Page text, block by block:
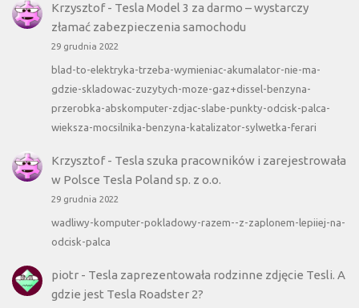
Krzysztof- Tesla Model 3 za darmo – wystarczy
złamać zabezpieczenia samochodu
29 grudnia 2022
blad-to-elektryka-trzeba-wymieniac-akumalator-nie-ma-
gdzie-skladowac-zuzytych-moze-gaz+dissel-benzyna-
przerobka-abskomputer-zdjac-slabe-punkty-odcisk-palca-
wieksza-mocsilnika-benzyna-katalizator-sylwetka-ferari
Krzysztof- Tesla szuka pracowników i zarejestrowała
w Polsce Tesla Poland sp. z o.o.
29 grudnia 2022
wadliwy-komputer-pokladowy-razem--z-zaplonem-lepiiej-na-
odcisk-palca
piotr- Tesla zaprezentowała rodzinne zdjęcie Tesli. A
gdzie jest Tesla Roadster 2?